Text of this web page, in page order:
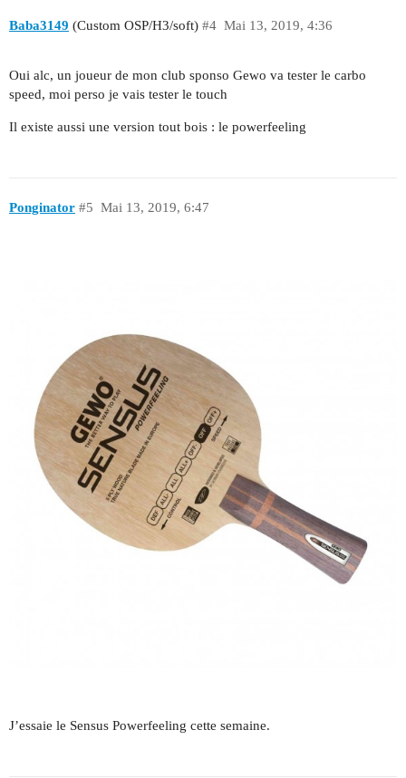
Baba3149 (Custom OSP/H3/soft) Mai 13, 2019, 4:36
#4
Oui alc, un joueur de mon club sponso Gewo va tester le carbo
speed, moi perso je vais tester le touch
Il existe aussi une version tout bois : le powerfeeling
Ponginator Mai 13, 2019, 6:47
#5
J’essaie le Sensus Powerfeeling cette semaine.